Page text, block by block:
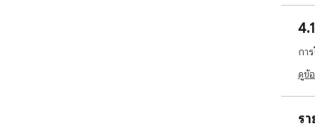
ขอ
ข้อ
โด
ขอ
บริ
กา
ดูข้
ร